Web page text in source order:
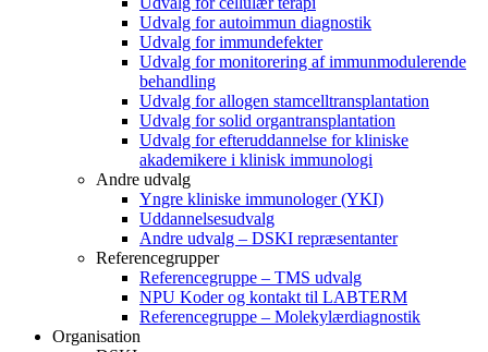
Udvalg for autoimmun diagnostik
Udvalg for immundefekter
Udvalg for monitorering af immunmodulerende
behandling
Udvalg for allogen stamcelltransplantation
Udvalg for solid organtransplantation
Udvalg for efteruddannelse for kliniske
akademikere i klinisk immunologi
Andre udvalg
Yngre kliniske immunologer (YKI)
Uddannelsesudvalg
Andre udvalg – DSKI repræsentanter
Referencegrupper
Referencegruppe – TMS udvalg
NPU Koder og kontakt til LABTERM
Referencegruppe – Molekylærdiagnostik
Organisation